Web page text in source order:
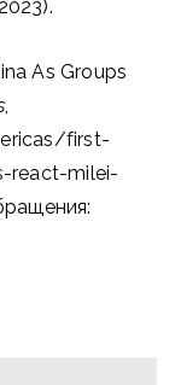
As Groups
,
first-
react-milei-